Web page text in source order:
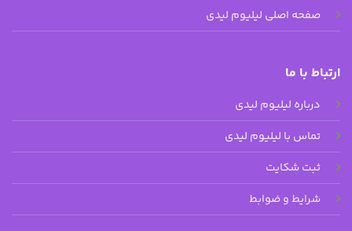
ارتباط با ما
درباره لیلیوم لیدی
تماس با لیلیوم لیدی
ثبت شکایت
شرایط و ضوابط
صفحه اصلی لیلیوم لیدی